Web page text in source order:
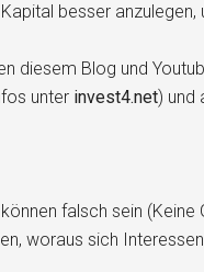
besser
diesem Blog und
unter invest4.net) und
falsch sein (Keine
woraus sich